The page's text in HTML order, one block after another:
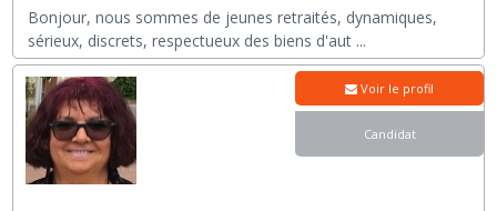
Bonjour, nous sommes de jeunes retraités, dynamiques,
sérieux, discrets, respectueux des biens d'aut ...
Voir le profil
Candidat